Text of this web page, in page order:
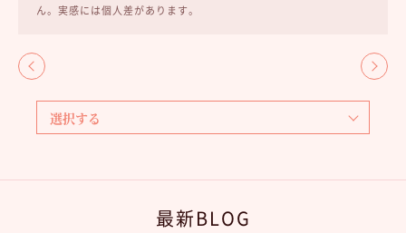
ん。実感には個人差があります。
最新BLOG